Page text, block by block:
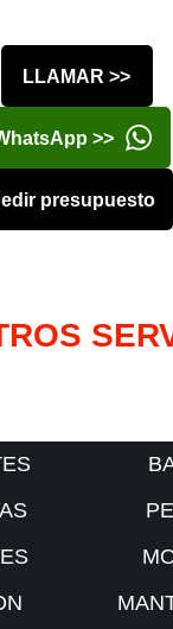
LLAMAR >>
>>
presupuesto